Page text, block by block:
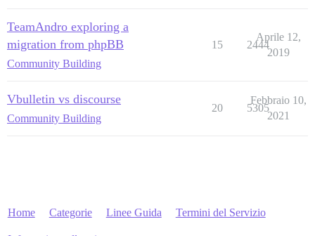
TeamAndro exploring a
migration from phpBB
Community Building
15 2444
Aprile 12,
2019
Vbulletin vs discourse
Community Building
20 5305
Febbraio 10,
2021
Home Categorie Linee Guida Termini del Servizio